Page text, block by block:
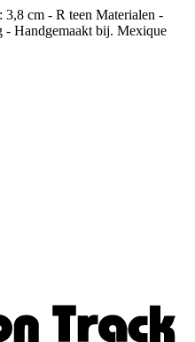
cm - R teen Materialen -
- Handgemaakt bij. Mexique